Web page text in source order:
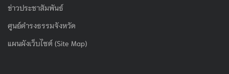
ข่าวประชาสัมพันธ์
ศูนย์ดำรงธรรมจังหวัด
แผนผังเว็บไซต์ (Site Map)